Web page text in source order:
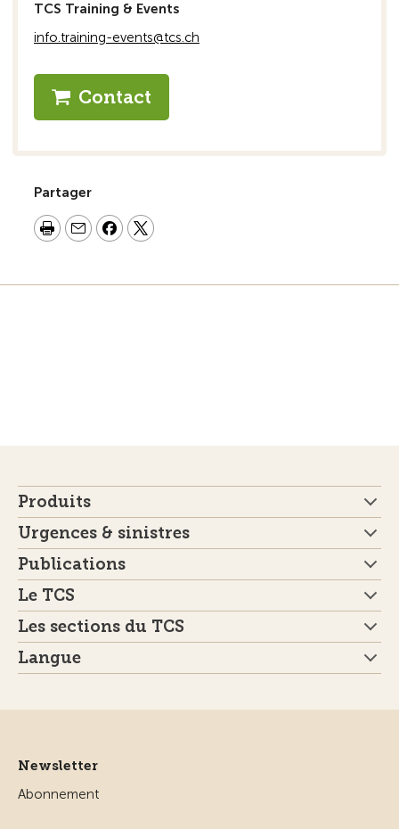
TCS Training & Events
info.training-events@tcs.ch
Contact
Partager
Produits
Urgences & sinistres
Publications
Le TCS
Les sections du TCS
Langue
Newsletter
Abonnement